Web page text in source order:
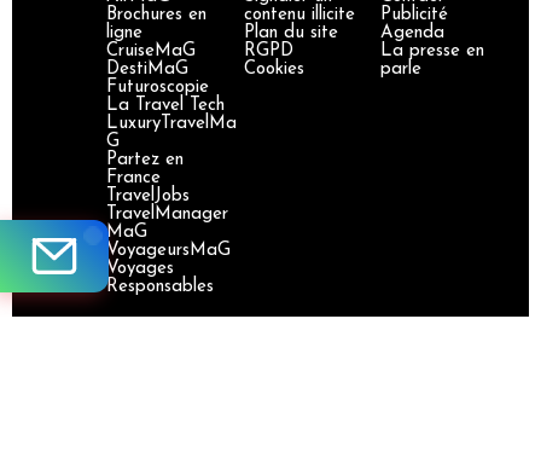
Brochures en
ligne
CruiseMaG
DestiMaG
Futuroscopie
La Travel Tech
LuxuryTravelMa
G
Partez en
France
TravelJobs
TravelManager
MaG
VoyageursMaG
Voyages
Responsables
contenu illicite
Plan du site
RGPD
Cookies
Publicité
Agenda
La presse en
parle